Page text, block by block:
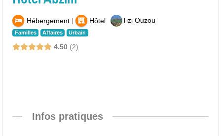
Hébergement| Hôtel
Familles Affaires Urbain
Tizi Ouzou
4.50 2
Infos pratiques